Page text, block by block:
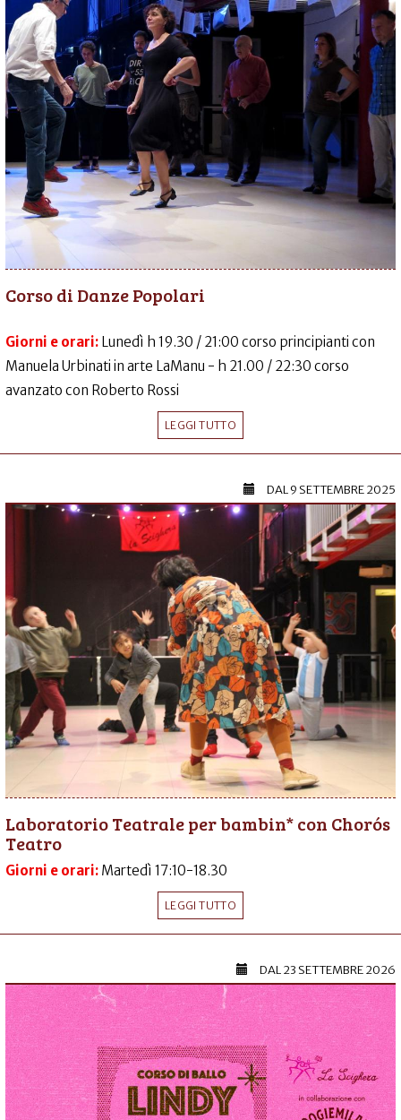
Corso di Danze Popolari
Giorni e orari: Lunedì h 19.30 / 21:00 corso principianti con
Manuela Urbinati in arte LaManu - h 21.00 / 22:30 corso
avanzato con Roberto Rossi
LEGGI TUTTO
DAL9 SETTEMBRE 2025
Laboratorio Teatrale per bambin* con Chorós
Teatro
Giorni e orari: Martedì 17:10-18.30
LEGGI TUTTO
DAL23 SETTEMBRE 2026